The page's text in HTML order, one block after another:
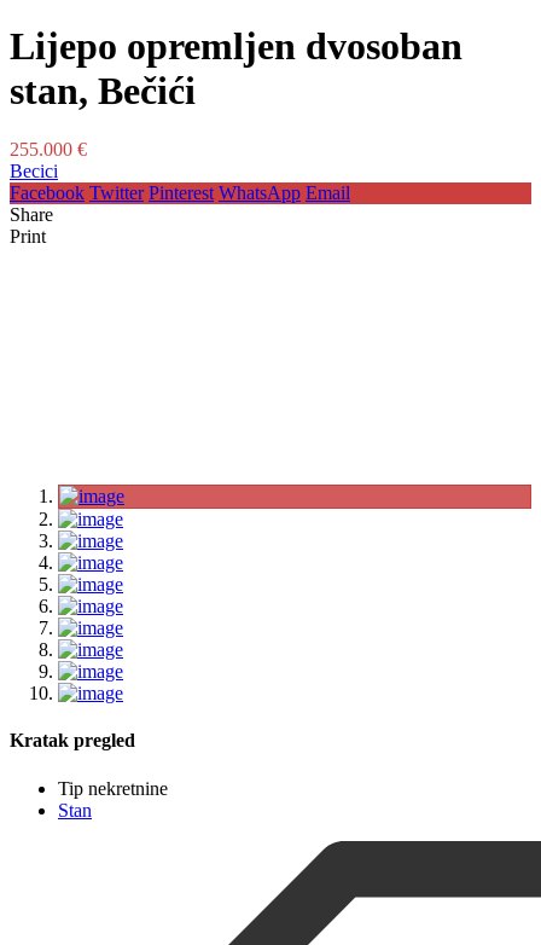
Lijepo opremljen dvosoban
stan, Bečići
255.000 €
Becici
Facebook Twitter Pinterest WhatsApp Email
Share
Print
Kratak pregled
Tip nekretnine
Stan